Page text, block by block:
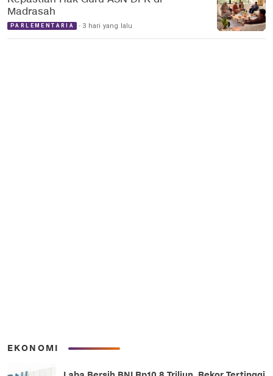
Madrasah
PARLEMENTARIA 3 hari yang lalu
EKONOMI